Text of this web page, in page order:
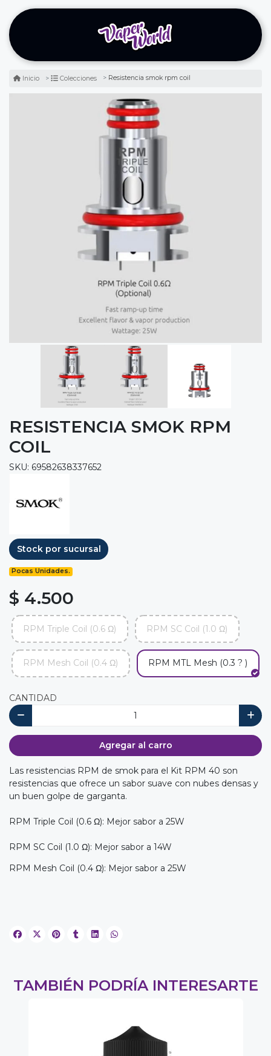
Inicio Colecciones Resistencia smok rpm coil
RESISTENCIA SMOK RPM
COIL
SKU: 69582638337652
Stock por sucursal
Pocas Unidades.
$ 4.500
RPM Triple Coil (0.6 Ω) RPM SC Coil (1.0 Ω)
RPM Mesh Coil (0.4 Ω) RPM MTL Mesh (0.3 ? )
CANTIDAD
Agregar al carro
Las resistencias RPM de smok para el Kit RPM 40 son
resistencias que ofrece un sabor suave con nubes densas y
un buen golpe de garganta.
RPM Triple Coil (0.6 Ω): Mejor sabor a 25W
RPM SC Coil (1.0 Ω): Mejor sabor a 14W
RPM Mesh Coil (0.4 Ω): Mejor sabor a 25W
TAMBIÉN PODRÍA INTERESARTE